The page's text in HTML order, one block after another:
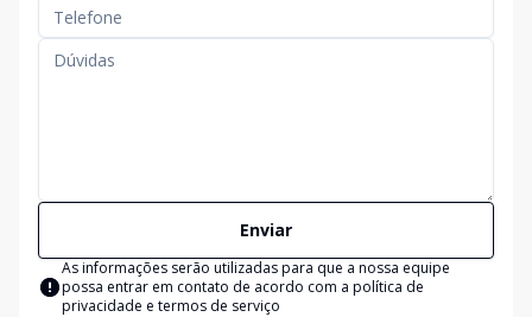
Enviar
As informações serão utilizadas para que a nossa equipe
possa entrar em contato de acordo com a política de
privacidade e termos de serviço